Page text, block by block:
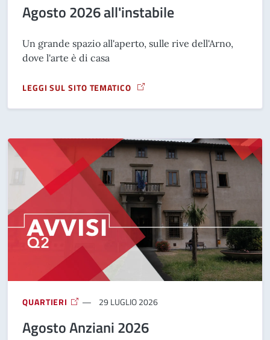
Agosto 2026 all'instabile
Un grande spazio all'aperto, sulle rive dell'Arno,
dove l'arte è di casa
LEGGI SUL SITO TEMATICO
A PROPOSITO DI AGOSTO 2026 ALL&#039;INSTABILE
QUARTIERI 29 LUGLIO 2026
Agosto Anziani 2026